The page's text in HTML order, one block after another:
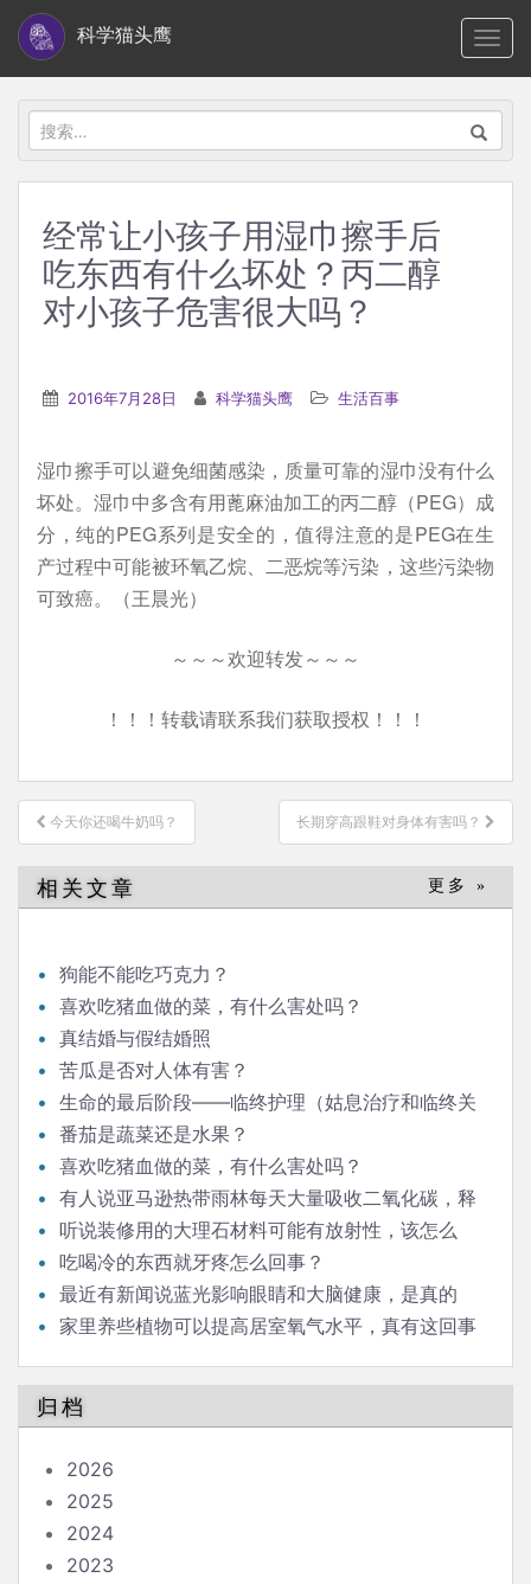
i
科学猫头鹰
搜
索：
经常让小孩子用湿巾擦手后
吃东西有什么坏处？丙二醇
对小孩子危害很大吗？
2016年7月28日 科学猫头鹰 生活百事
湿巾擦手可以避免细菌感染，质量可靠的湿巾没有什么
坏处。湿巾中多含有用蓖麻油加工的丙二醇（PEG）成
分，纯的PEG系列是安全的，值得注意的是PEG在生
产过程中可能被环氧乙烷、二恶烷等污染，这些污染物
可致癌。（王晨光）
～～～欢迎转发～～～
！！！转载请联系我们获取授权！！！
文
章
导
航
今天你还喝牛奶吗？ 长期穿高跟鞋对身体有害吗？
相关文章 更多 »
狗能不能吃巧克力？
喜欢吃猪血做的菜，有什么害处吗？
真结婚与假结婚照
苦瓜是否对人体有害？
生命的最后阶段——临终护理（姑息治疗和临终关
怀）番茄是蔬菜还是水果？
喜欢吃猪血做的菜，有什么害处吗？
有人说亚马逊热带雨林每天大量吸收二氧化碳，释
放氧气，对人类生存意义重大，是这样吗？
听说装修用的大理石材料可能有放射性，该怎么
办？吃喝冷的东西就牙疼怎么回事？
最近有新闻说蓝光影响眼睛和大脑健康，是真的
吗？家里养些植物可以提高居室氧气水平，真有这回事
归档
2026
2025
2024
2023